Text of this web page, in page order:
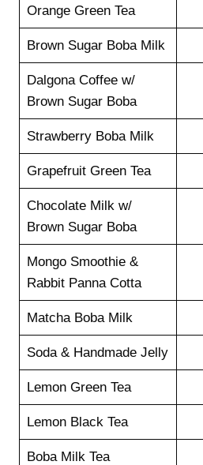
Orange Green Tea
Brown Sugar Boba Milk
Dalgona Coffee w/
Brown Sugar Boba
Strawberry Boba Milk
Grapefruit Green Tea
Chocolate Milk w/
Brown Sugar Boba
Mongo Smoothie &
Rabbit Panna Cotta
Matcha Boba Milk
Soda & Handmade Jelly
Lemon Green Tea
Lemon Black Tea
Boba Milk Tea